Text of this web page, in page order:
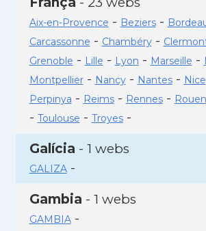
Aix-en-Provence - Beziers-
Carcassonne - Chambéry-
Grenoble - Lille - Lyon - Marseille -
Montpellier- Nancy- Nantes- Nice
Perpinya - Reims- Rennes- Rouen
- Toulouse - Troyes-
Galícia - 1 webs
GALIZA-
Gambia - 1 webs
GAMBIA-